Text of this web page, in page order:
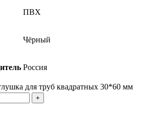
ПВХ
Чёрный
Россия
для труб квадратных 30*60 мм